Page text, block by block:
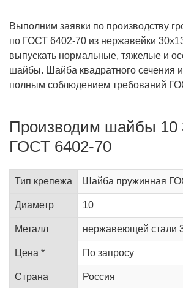
Выполним заявки по производству
по ГОСТ 6402-70 из нержавейки
выпускать нормальные, тяжелые и
шайбы. Шайба квадратного сечения
полным соблюдением требований
Производим шайбы 10
ГОСТ 6402-70
Тип крепежа Шайба пружинная
Диаметр 10
Металл нержавеющей стали
Цена * По запросу
Страна Россия